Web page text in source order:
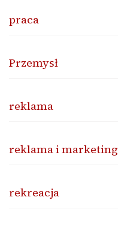
praca
Przemysł
reklama
reklama i marketing
rekreacja